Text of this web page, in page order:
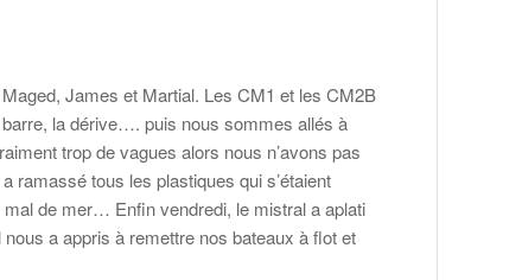
James et Martial. Les CM1 et les CM2B
la dérive…. puis nous sommes allés à
trop de vagues alors nous n’avons pas
tous les plastiques qui s’étaient
de mer… Enfin vendredi, le mistral a aplati
a appris à remettre nos bateaux à flot et